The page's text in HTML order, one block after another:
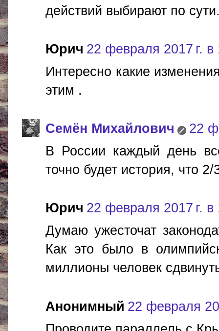
действий выбирают по
Юрич 22 февраля 2017 г. в
Интересно какие
этим .
Cемён Михайлович
22
В России каждый день
точно будет история, что
Юрич 22 февраля 2017 г. в
Думаю ужесточат
Как это было в
миллионы человек
Анонимный 22 февраля